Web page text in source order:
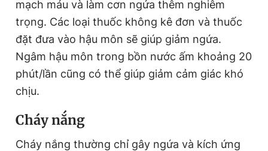
mạch máu và làm cơn ngứa thêm nghiêm
trọng. Các loại thuốc không kê đơn và thuốc
đặt đưa vào hậu môn sẽ giúp giảm ngứa.
Ngâm hậu môn trong bồn nước ấm khoảng 20
phút/lần cũng có thể giúp giảm cảm giác khó
chịu.
Cháy nắng
Cháy nắng thường chỉ gây ngứa và kích ứng